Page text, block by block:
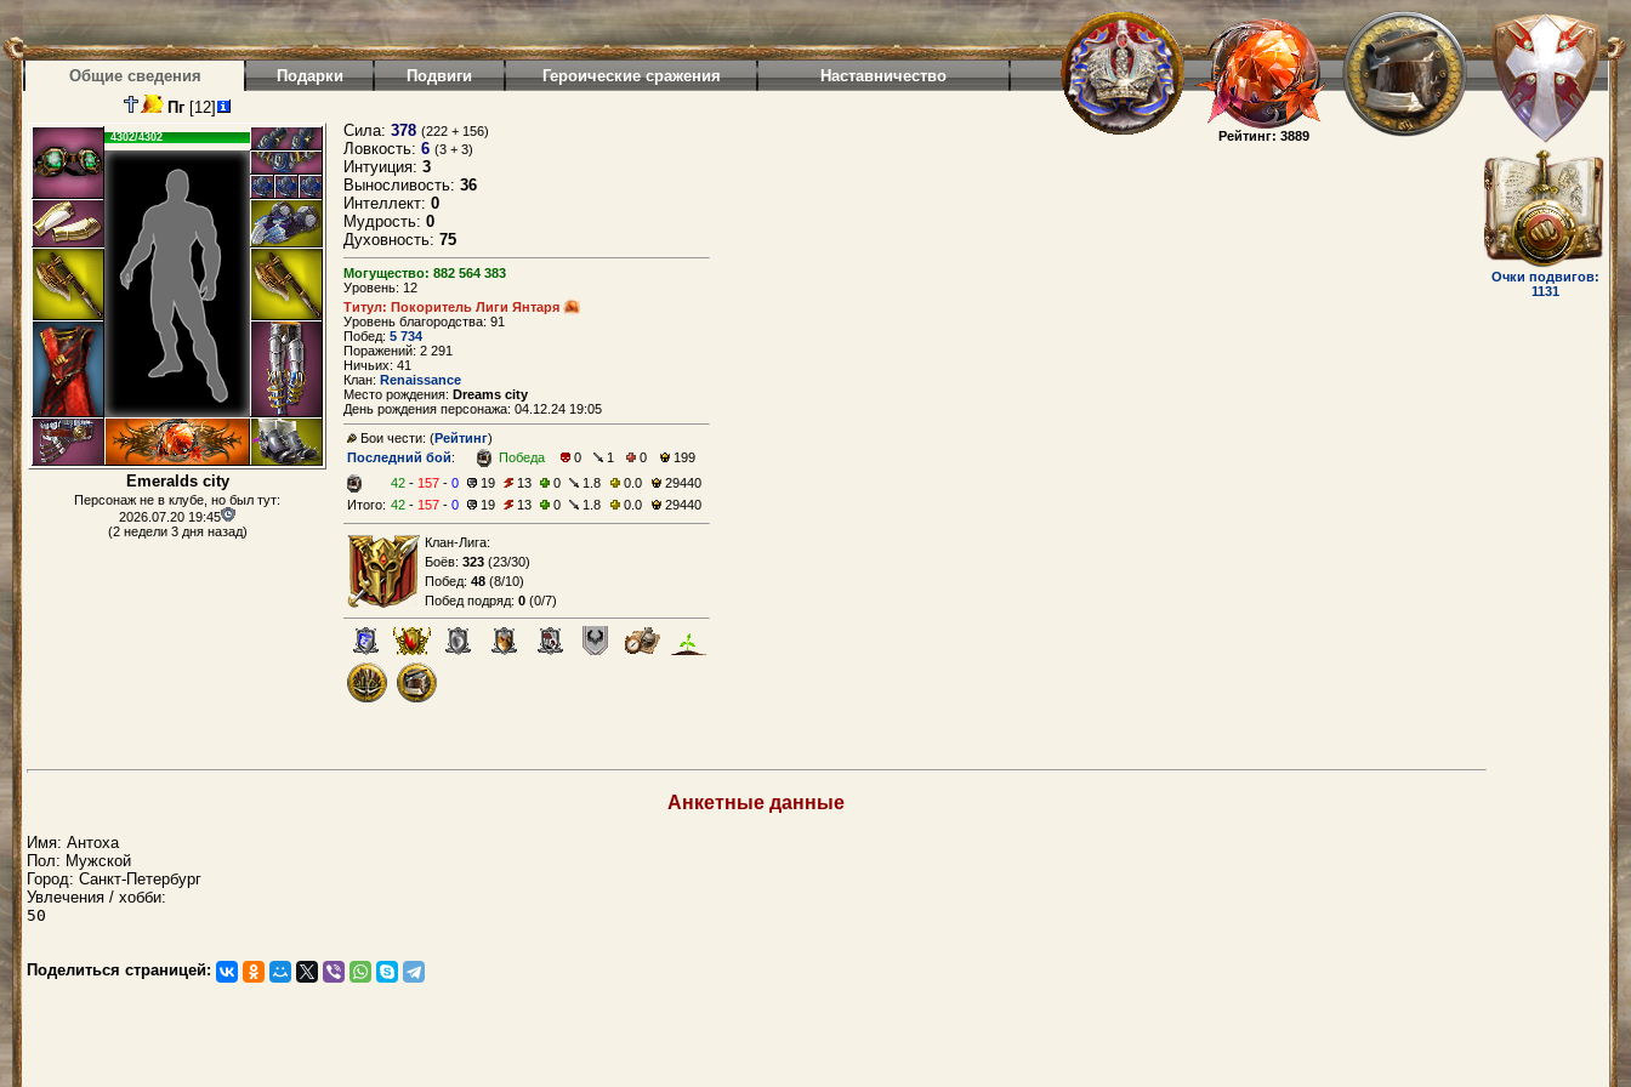
Рейтинг: 3889
Очки подвигов:
1131
Общие сведения Подарки Подвиги Героические сражения
Наставничество
Пг [12]
4302/4302
Emeralds city
Персонаж не в клубе, но был тут:
2026.07.20 19:45
(2 недели 3 дня назад)
Сила: 378 (222 + 156)
Ловкость: 6 (3 + 3)
Интуиция: 3
Выносливость: 36
Интеллект: 0
Мудрость: 0
Духовность: 75
Могущество: 882 564 383
Уровень: 12
Титул: Покоритель Лиги Янтаря
Уровень благородства: 91
Побед: 5 734
Поражений: 2 291
Ничьих: 41
Клан: Renaissance
Место рождения: Dreams city
День рождения персонажа: 04.12.24 19:05
Бои чести: (Рейтинг)
Последний бой: Победа 0 1 0
199
42 - 157 - 0 19 13 0 1.8 0.0
29440
Итого: 42 - 157 - 0 19 13 0 1.8 0.0 29440
Клан-Лига:
Боёв: 323 (23/30)
Побед: 48 (8/10)
Побед подряд: 0 (0/7)
Анкетные данные
Имя: Антоха
Пол: Мужской
Город: Санкт-Петербург
Увлечения / хобби:
50
Поделиться страницей: